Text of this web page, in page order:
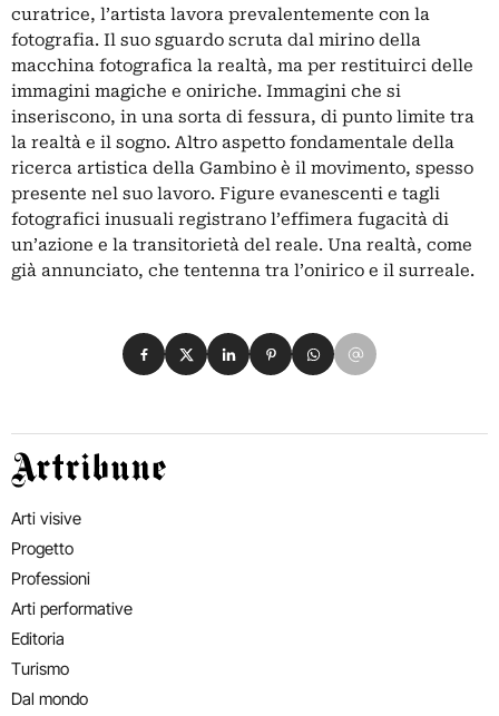
curatrice, l’artista lavora prevalentemente con la
fotografia. Il suo sguardo scruta dal mirino della
macchina fotografica la realtà, ma per restituirci delle
immagini magiche e oniriche. Immagini che si
inseriscono, in una sorta di fessura, di punto limite tra
la realtà e il sogno. Altro aspetto fondamentale della
ricerca artistica della Gambino è il movimento, spesso
presente nel suo lavoro. Figure evanescenti e tagli
fotografici inusuali registrano l’effimera fugacità di
un’azione e la transitorietà del reale. Una realtà, come
già annunciato, che tentenna tra l’onirico e il surreale.
Condividi su Facebook
Condividi su X
Condividi su LinkedIn
Condividi su Pinterest
Condividi su WhatsApp
Condividi su Email
Artribune
Arti visive
Progetto
Professioni
Arti performative
Editoria
Turismo
Dal mondo